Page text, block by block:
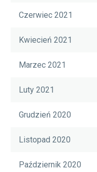
Czerwiec 2021
Kwiecień 2021
Marzec 2021
Luty 2021
Grudzień 2020
Listopad 2020
Październik 2020